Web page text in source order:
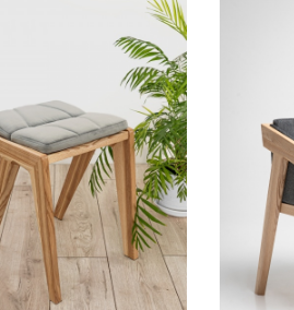
столешницу по